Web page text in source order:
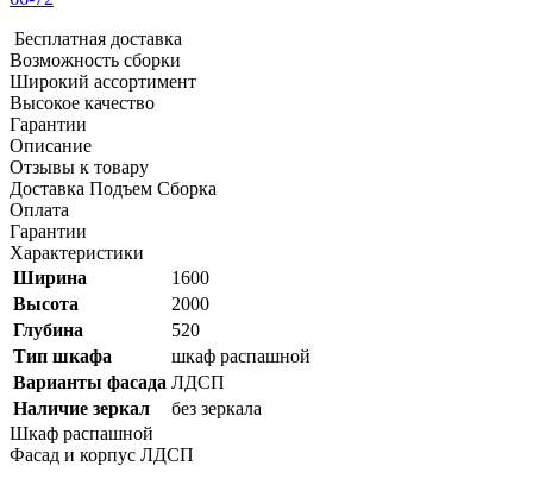
Бесплатная доставка
Возможность сборки
Широкий ассортимент
Высокое качество
Гарантии
Описание
Отзывы к товару
Доставка Подъем Сборка
Оплата
Гарантии
Характеристики
Ширина
1600
Высота
2000
Глубина
520
Тип шкафа
шкаф распашной
Варианты фасада ЛДСП
Наличие зеркал
без зеркала
Шкаф распашной
Фасад и корпус ЛДСП